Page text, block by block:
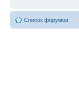
Список форумов